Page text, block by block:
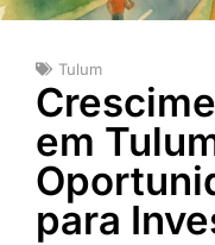
Tulum
em
para